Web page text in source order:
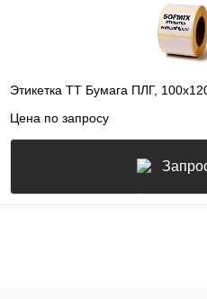
Этикетка ТТ Бумага ПЛГ,
Цена по запросу